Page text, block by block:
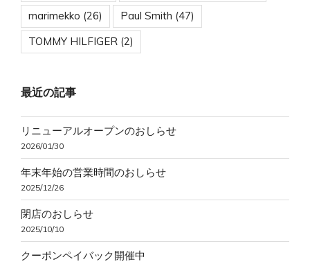
marimekko (26) Paul Smith (47)
TOMMY HILFIGER (2)
最近の記事
リニューアルオープンのおしらせ
2026/01/30
年末年始の営業時間のおしらせ
2025/12/26
閉店のおしらせ
2025/10/10
クーポンペイバック開催中